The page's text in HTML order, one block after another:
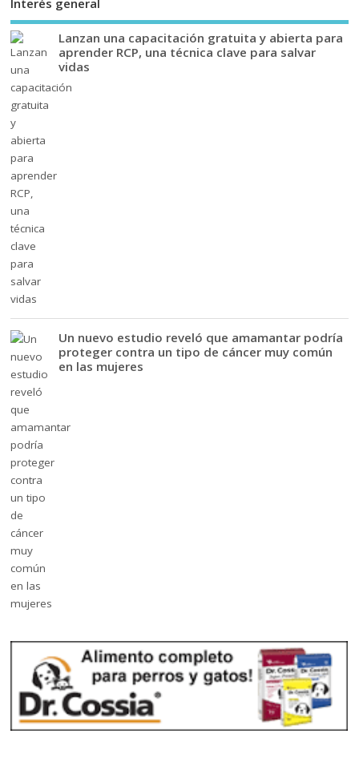
Interés general
Lanzan una capacitación gratuita y abierta para
aprender RCP, una técnica clave para salvar
vidas
Un nuevo estudio reveló que amamantar podría
proteger contra un tipo de cáncer muy común
en las mujeres